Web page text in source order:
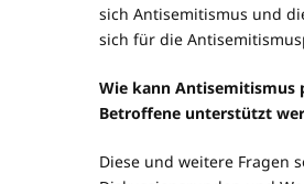
sich Antisemitismus und
sich für die
Wie kann Antisemitismus
Betroffene unterstützt
Diese und weitere Fragen